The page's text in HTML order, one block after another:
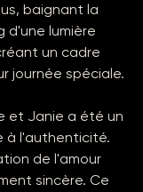
baignant la
d'une lumière
un cadre
journée spéciale.
et Janie a été un
à l'authenticité.
de l'amour
sincère. Ce